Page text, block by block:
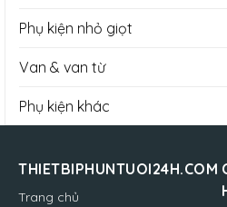
Phụ kiện nhỏ giọt
Van & van từ
Phụ kiện khác
THIETBIPHUNTUOI24H.COM
Trang chủ